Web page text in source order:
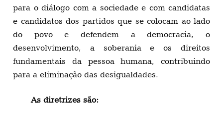
para o diálogo com a sociedade e com candidatas
e candidatos dos partidos que se colocam ao lado
do povo e defendem a democracia, o
desenvolvimento, a soberania e os direitos
fundamentais da pessoa humana, contribuindo
para a eliminação das desigualdades.
As diretrizes são: